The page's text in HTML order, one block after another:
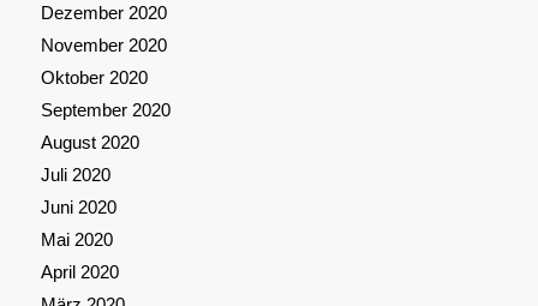
Dezember 2020
November 2020
Oktober 2020
September 2020
August 2020
Juli 2020
Juni 2020
Mai 2020
April 2020